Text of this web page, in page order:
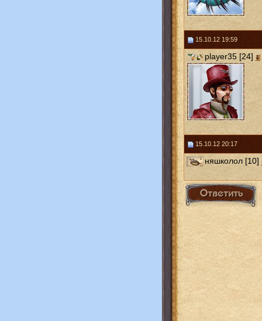
15.10.12 19:59
player35 [24]
15.10.12 20:17
няшколол [10]